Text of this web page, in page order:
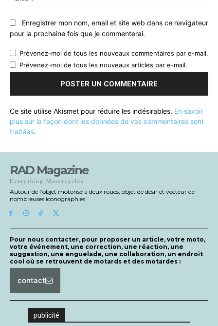
:
Enregistrer mon nom, email et site web dans ce navigateur
pour la prochaine fois que je commenterai.
Prévenez-moi de tous les nouveaux commentaires par e-mail.
Prévenez-moi de tous les nouveaux articles par e-mail.
Ce site utilise Akismet pour réduire les indésirables. En savoir
plus sur la façon dont les données de vos commentaires sont
traitées.
RAD Magazine
Everything Motorcycles
Autour de l’objet motorisé à deux roues, objet de désir et vecteur de
nombreuses iconographies
Pour nous contacter, pour proposer un article, votre moto,
votre événement, une correction, une réaction, une
suggestion, une enguelade, une collaboration, un endroit
cool où se retrouvent de motards et des motardes :
contact
publicité